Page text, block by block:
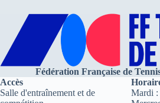
Fédération Française de
Accès
Salle d'entraînement et de
Mardi :